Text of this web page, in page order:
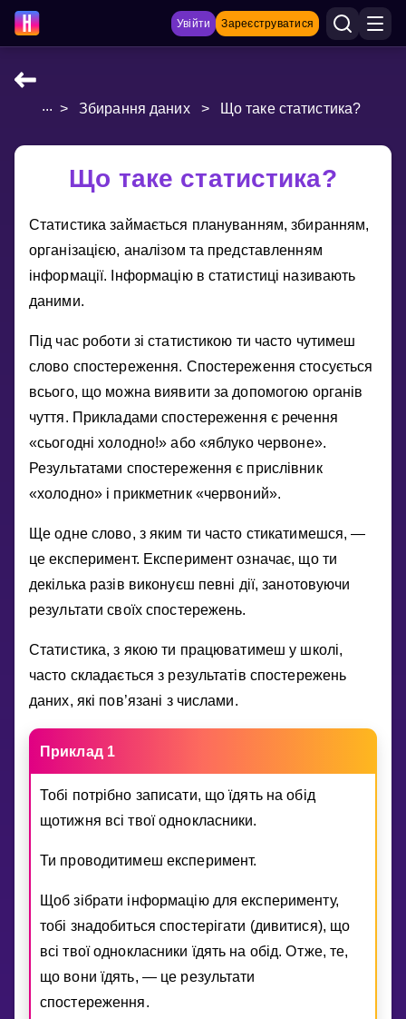
Увійти Зареєструватися
НАВЧАЛЬНІ МАТЕРІАЛИ
Показати більше
ІГРИ
Multiplication Master
Invite a Friend
НАВЧАЛЬНИЙ ПЛАН
Select curriculum
Увійти
... > Збирання даних > Що таке статистика?
Що таке статистика?
Статистика займається плануванням, збиранням,
органiзацiєю, аналiзом та представленням
iнформацiї. Iнформацiю в статистицi називають
даними.
Пiд час роботи зi статистикою ти часто чутимеш
слово спостереження. Спостереження стосується
всього, що можна виявити за допомогою органiв
чуття. Прикладами спостереження є речення
«сьогоднi холодно!» або «яблуко червоне».
Результатами спостереження є прислiвник
«холодно» i прикметник «червоний».
Ще одне слово, з яким ти часто стикатимешся, —
це експеримент. Експеримент означає, що ти
декiлька разiв виконуєш певнi дiї, занотовуючи
результати своїх спостережень.
Статистика, з якою ти працюватимеш у школi,
часто складається з результатiв спостережень
даних, якi пов’язанi з числами.
Приклад 1
Тобi потрiбно записати, що їдять на обiд
щотижня всi твої однокласники.
Ти проводитимеш експеримент.
Щоб зiбрати iнформацiю для експерименту,
тобi знадобиться спостерiгати (дивитися), що
всi твої однокласники їдять на обiд. Отже, те,
що вони їдять, — це результати
спостереження.